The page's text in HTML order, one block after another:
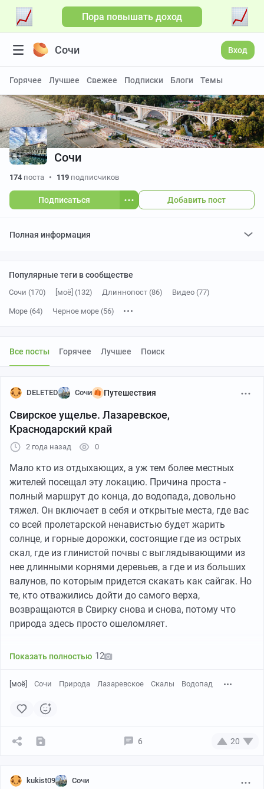
Пора повышать доход
Сочи Вход
Горячее Лучшее Свежее Подписки Блоги Темы
Сочи
174 поста • 119 подписчиков
Подписаться Добавить пост
Полная информация
Популярные теги в сообществе
Сочи (170) [моё] (132) Длиннопост (86) Видео (77)
Море (64) Черное море (56)
Короткие видео (19) Отдых (17) Отпуск (14)
Туризм (11)
YouTube (9) Краснодарский край (8)
Лето (6) Парк (6) Солнце (5)
Пляж (5) Погода (5)
Все посты Горячее Лучшее Поиск
DELETED Сочи Путешествия
Свирское ущелье. Лазаревское,
Краснодарский край
2 года назад 0
Мало кто из отдыхающих, а уж тем более местных
жителей посещал эту локацию. Причина проста -
полный маршрут до конца, до водопада, довольно
тяжел. Он включает в себя и открытые места, где вас
со всей пролетарской ненавистью будет жарить
солнце, и горные дорожки, состоящие где из острых
скал, где из глинистой почвы с выглядывающими из
нее длинными корнями деревьев, а где и из больших
валунов, по которым придется скакать как сайгак. Но
те, кто отважились дойти до самого верха,
возвращаются в Свирку снова и снова, потому что
природа здесь просто ошеломляет.
Показать полностью 12
[моё] Сочи Природа Лазаревское Скалы Водопад
6 20
kukist09 Сочи
Больше видео